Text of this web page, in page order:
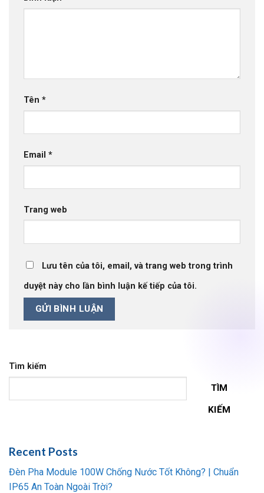
Tên *
Email *
Trang web
Lưu tên của tôi, email, và trang web trong trình
duyệt này cho lần bình luận kế tiếp của tôi.
Tìm kiếm
TÌM
KIẾM
Recent Posts
Đèn Pha Module 100W Chống Nước Tốt Không? | Chuẩn
IP65 An Toàn Ngoài Trời?